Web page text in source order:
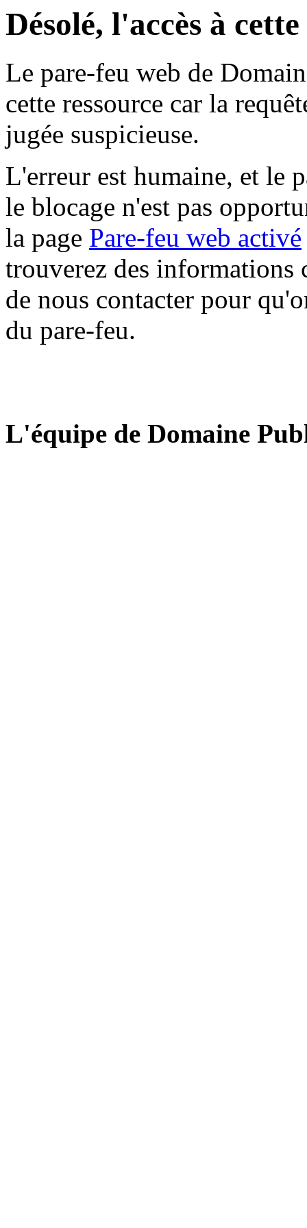
Désolé, l'accès à
Le pare-feu web de
cette ressource car la
jugée suspicieuse.
L'erreur est humaine, et le
le blocage n'est pas
la page Pare-feu web activé
trouverez des informations
de nous contacter pour
du pare-feu.
L'équipe de Domaine